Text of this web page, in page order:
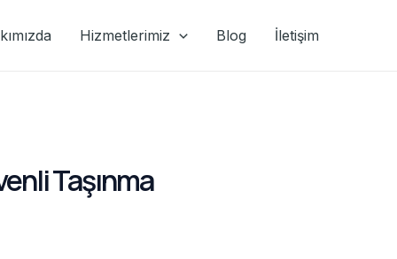
Hizmetlerimiz Blog İletişim
Taşınma